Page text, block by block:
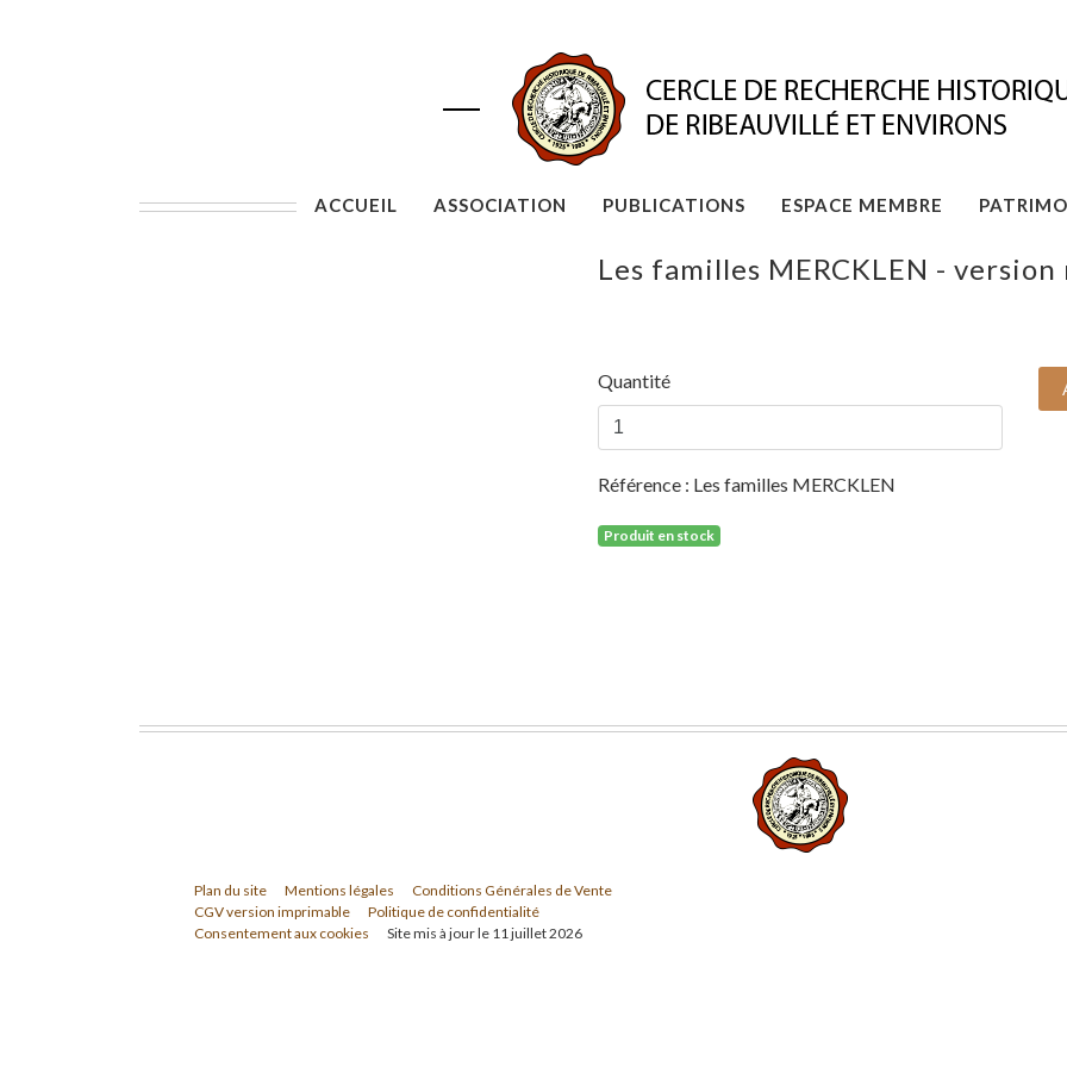
ACCUEIL ASSOCIATION PUBLICATIONS ESPACE MEMBRE
Les familles MERCKLEN -
Quantité
Référence : Les familles MERCKLEN
Produit en stock
Plan du site Mentions légales
Conditions Générales de Vente
CGV version imprimable
Politique de confidentialité
Consentement aux cookies
Site mis à jour le 11 juillet 2026